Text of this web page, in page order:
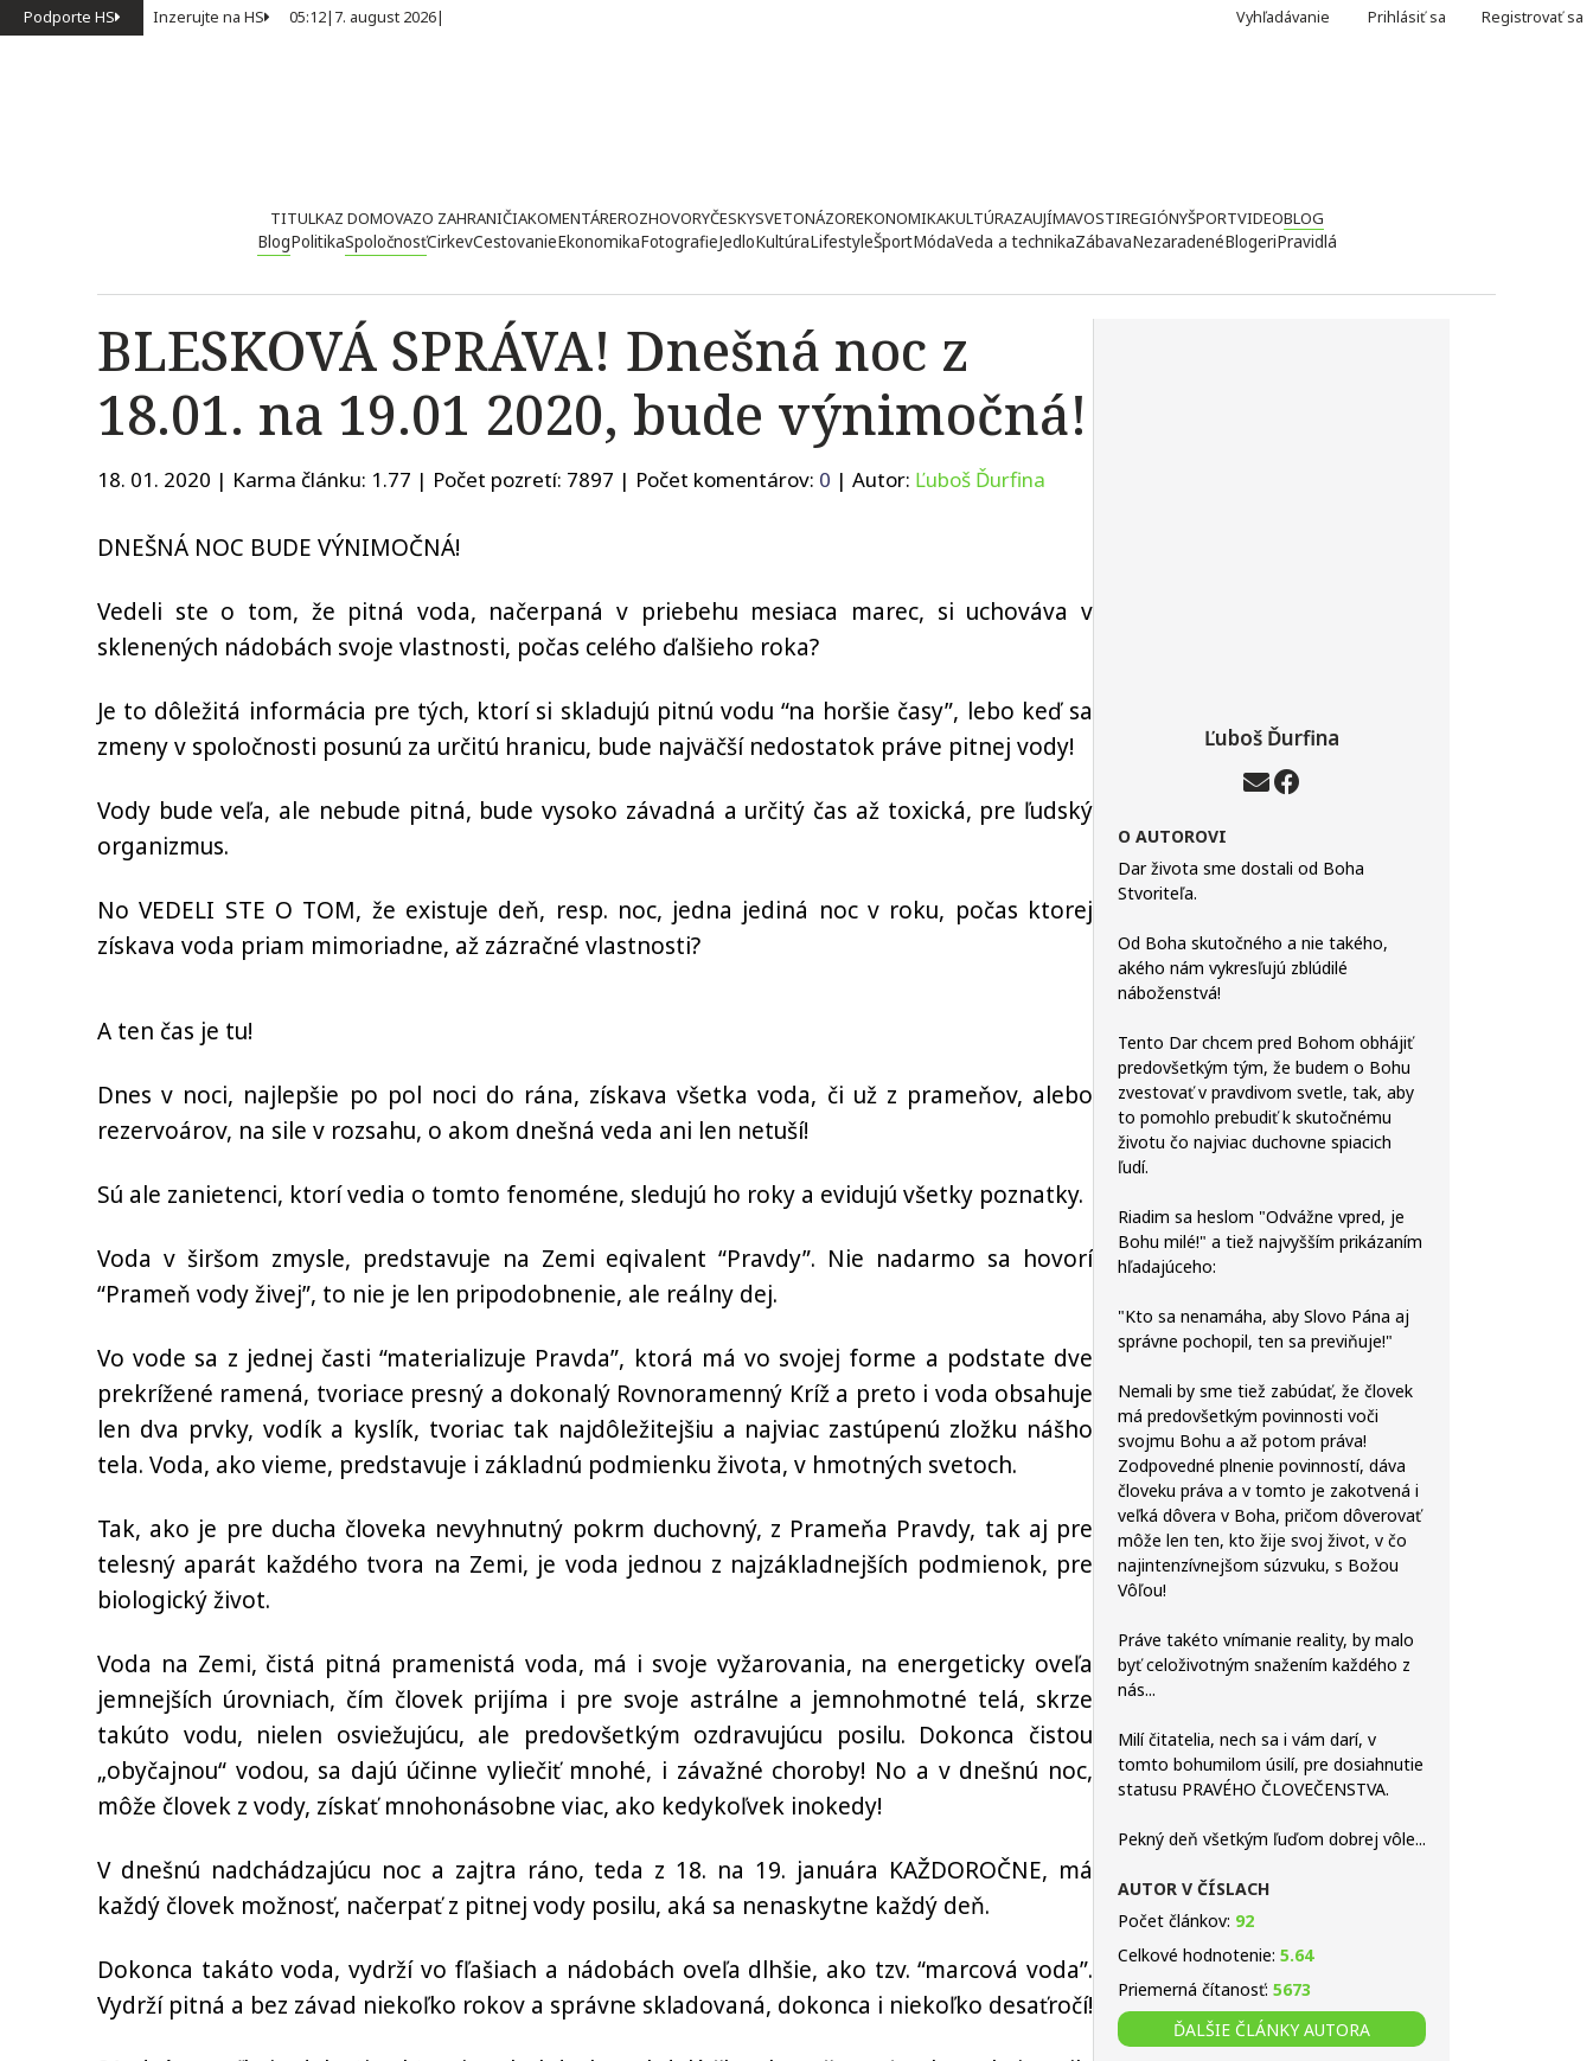
Podporte HS Inzerujte na HS 05:12| 7. august 2026| Vyhľadávanie Prihlásiť sa Registrovať sa
TITULKAZ DOMOVAZO ZAHRANIČIAKOMENTÁREROZHOVORYČESKYSVETONÁZOREKONOMIKAKULTÚRAZAUJÍMAVOSTIREGIÓNYŠPORTVIDEOBLOG
BlogPolitikaSpoločnosťCirkevCestovanieEkonomikaFotografieJedloKultúraLifestyleŠportMódaVeda a technikaZábavaNezaradenéBlogeriPravidlá
BLESKOVÁ SPRÁVA! Dnešná noc z
18.01. na 19.01 2020, bude výnimočná!
18. 01. 2020 | Karma článku: 1.77 | Počet pozretí: 7897 | Počet komentárov: 0 | Autor: Ľuboš Ďurfina
DNEŠNÁ NOC BUDE VÝNIMOČNÁ!
Vedeli ste o tom, že pitná voda, načerpaná v priebehu mesiaca marec, si uchováva v
sklenených nádobách svoje vlastnosti, počas celého ďalšieho roka?
Je to dôležitá informácia pre tých, ktorí si skladujú pitnú vodu “na horšie časy”, lebo keď sa
zmeny v spoločnosti posunú za určitú hranicu, bude najväčší nedostatok práve pitnej vody!
Vody bude veľa, ale nebude pitná, bude vysoko závadná a určitý čas až toxická, pre ľudský
organizmus.
No VEDELI STE O TOM, že existuje deň, resp. noc, jedna jediná noc v roku, počas ktorej
získava voda priam mimoriadne, až zázračné vlastnosti?
A ten čas je tu!
Dnes v noci, najlepšie po pol noci do rána, získava všetka voda, či už z prameňov, alebo
rezervoárov, na sile v rozsahu, o akom dnešná veda ani len netuší!
Sú ale zanietenci, ktorí vedia o tomto fenoméne, sledujú ho roky a evidujú všetky poznatky.
Voda v širšom zmysle, predstavuje na Zemi eqivalent “Pravdy”. Nie nadarmo sa hovorí
“Prameň vody živej”, to nie je len pripodobnenie, ale reálny dej.
Vo vode sa z jednej časti “materializuje Pravda”, ktorá má vo svojej forme a podstate dve
prekrížené ramená, tvoriace presný a dokonalý Rovnoramenný Kríž a preto i voda obsahuje
len dva prvky, vodík a kyslík, tvoriac tak najdôležitejšiu a najviac zastúpenú zložku nášho
tela. Voda, ako vieme, predstavuje i základnú podmienku života, v hmotných svetoch.
Tak, ako je pre ducha človeka nevyhnutný pokrm duchovný, z Prameňa Pravdy, tak aj pre
telesný aparát každého tvora na Zemi, je voda jednou z najzákladnejších podmienok, pre
biologický život.
Voda na Zemi, čistá pitná pramenistá voda, má i svoje vyžarovania, na energeticky oveľa
jemnejších úrovniach, čím človek prijíma i pre svoje astrálne a jemnohmotné telá, skrze
takúto vodu, nielen osviežujúcu, ale predovšetkým ozdravujúcu posilu. Dokonca čistou
„obyčajnou“ vodou, sa dajú účinne vyliečiť mnohé, i závažné choroby! No a v dnešnú noc,
môže človek z vody, získať mnohonásobne viac, ako kedykoľvek inokedy!
V dnešnú nadchádzajúcu noc a zajtra ráno, teda z 18. na 19. januára KAŽDOROČNE, má
každý človek možnosť, načerpať z pitnej vody posilu, aká sa nenaskytne každý deň.
Dokonca takáto voda, vydrží vo fľašiach a nádobách oveľa dlhšie, ako tzv. “marcová voda”.
Vydrží pitná a bez závad niekoľko rokov a správne skladovaná, dokonca i niekoľko desaťročí!
Ľuboš Ďurfina
O AUTOROVI
Dar života sme dostali od Boha
Stvoriteľa.
Od Boha skutočného a nie takého,
akého nám vykresľujú zblúdilé
náboženstvá!
Tento Dar chcem pred Bohom obhájiť
predovšetkým tým, že budem o Bohu
zvestovať v pravdivom svetle, tak, aby
to pomohlo prebudiť k skutočnému
životu čo najviac duchovne spiacich
ľudí.
Riadim sa heslom "Odvážne vpred, je
Bohu milé!" a tiež najvyšším prikázaním
hľadajúceho:
"Kto sa nenamáha, aby Slovo Pána aj
správne pochopil, ten sa previňuje!"
Nemali by sme tiež zabúdať, že človek
má predovšetkým povinnosti voči
svojmu Bohu a až potom práva!
Zodpovedné plnenie povinností, dáva
človeku práva a v tomto je zakotvená i
veľká dôvera v Boha, pričom dôverovať
môže len ten, kto žije svoj život, v čo
najintenzívnejšom súzvuku, s Božou
Vôľou!
Práve takéto vnímanie reality, by malo
byť celoživotným snažením každého z
nás...
Milí čitatelia, nech sa i vám darí, v
tomto bohumilom úsilí, pre dosiahnutie
statusu PRAVÉHO ČLOVEČENSTVA.
Pekný deň všetkým ľuďom dobrej vôle...
AUTOR V ČÍSLACH
Počet článkov: 92
Celkové hodnotenie: 5.64
Priemerná čítanosť: 5673
ĎALŠIE ČLÁNKY AUTORA